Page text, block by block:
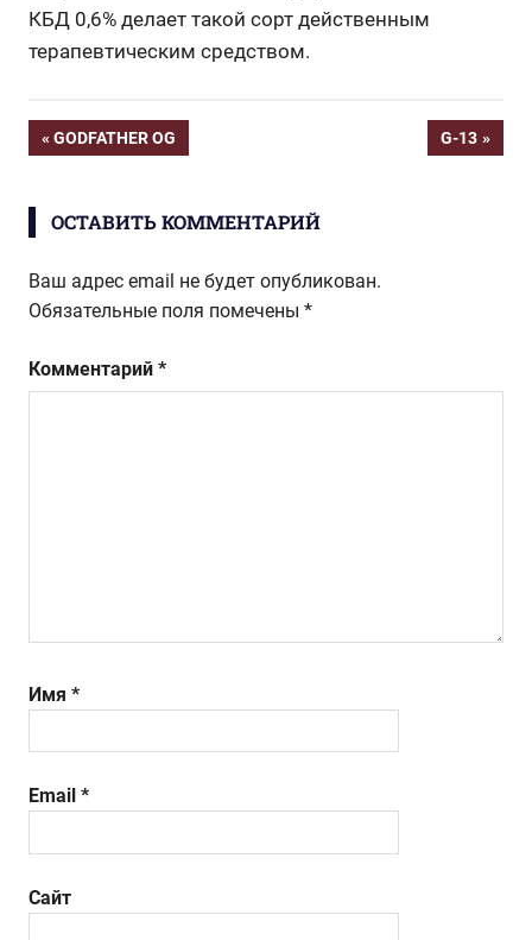
КБД 0,6% делает такой сорт действенным
терапевтическим средством.
Навигация
записям
ПРЕДЫДУЩАЯ
GODFATHER OG G-13
ОСТАВИТЬ КОММЕНТАРИЙ
Ваш адрес email не будет опубликован.
Обязательные поля помечены *
Комментарий *
Имя *
Email *
Сайт